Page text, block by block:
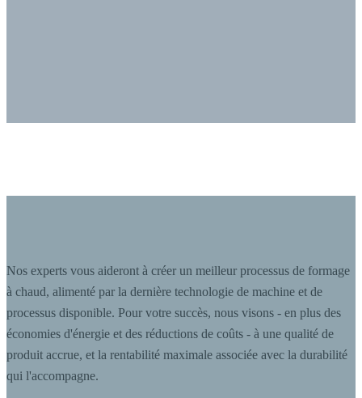
Nos experts vous aideront à créer un meilleur processus de formage
à chaud, alimenté par la dernière technologie de machine et de
processus disponible. Pour votre succès, nous visons - en plus des
économies d'énergie et des réductions de coûts - à une qualité de
produit accrue, et la rentabilité maximale associée avec la durabilité
qui l'accompagne.